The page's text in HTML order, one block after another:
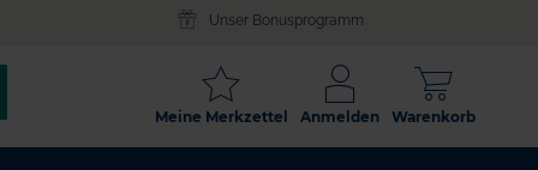
Unser Bonusprogramm
Warenkorb
Anmelden
Meine Merkzettel